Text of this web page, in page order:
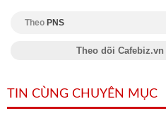
Theo PNS
Theo dõi Cafebiz.vn
TIN CÙNG CHUYÊN MỤC